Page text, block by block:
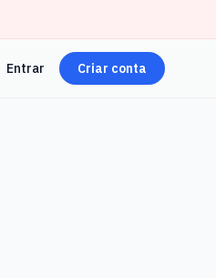
Entrar Criar conta